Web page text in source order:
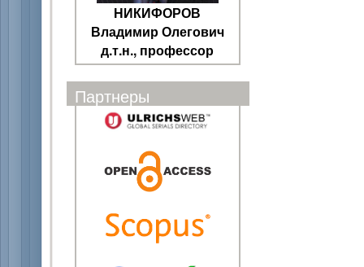
НИКИФОРОВ
Владимир Олегович
д.т.н., профессор
Партнеры